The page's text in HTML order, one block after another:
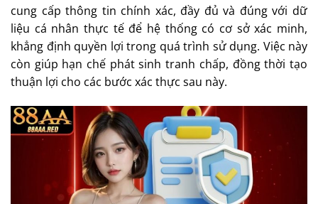
cung cấp thông tin chính xác, đầy đủ và đúng với dữ
liệu cá nhân thực tế để hệ thống có cơ sở xác minh,
khẳng định quyền lợi trong quá trình sử dụng. Việc này
còn giúp hạn chế phát sinh tranh chấp, đồng thời tạo
thuận lợi cho các bước xác thực sau này.